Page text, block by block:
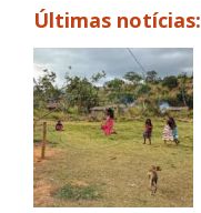
Últimas notícias: